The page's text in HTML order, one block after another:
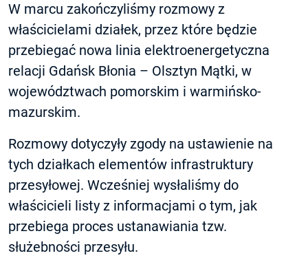
W marcu zakończyliśmy rozmowy z
właścicielami działek, przez które będzie
przebiegać nowa linia elektroenergetyczna
relacji Gdańsk Błonia – Olsztyn Mątki, w
województwach pomorskim i warmińsko-
mazurskim.
Rozmowy dotyczyły zgody na ustawienie na
tych działkach elementów infrastruktury
przesyłowej. Wcześniej wysłaliśmy do
właścicieli listy z informacjami o tym, jak
przebiega proces ustanawiania tzw.
służebności przesyłu.